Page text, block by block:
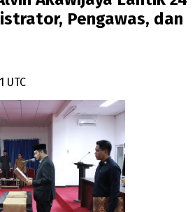
Pengawas, dan
UTC